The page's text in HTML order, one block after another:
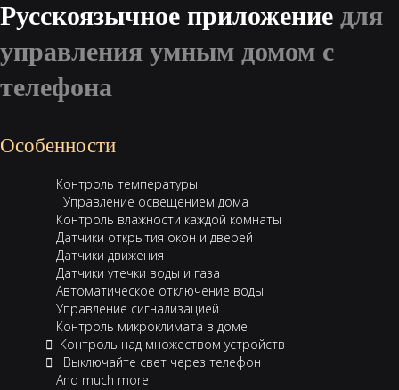
Русскоязычное приложение для
управления умным домом c
телефона
Особенности
‎ ‎ Контроль температуры
‎ ‎‎ ‎‎ ‎ Управление освещением дома
‎ ‎ Контроль влажности каждой комнаты
‎ ‎ Датчики открытия окон и дверей
‎ ‎ Датчики движения
‎ ‎ Датчики утечки воды и газа
‎ ‎ Автоматическое отключение воды
‎ ‎ Управление сигнализацией
‎ ‎ Контроль микроклимата в доме
‎ Контроль над множеством устройств
‎ ‎ Выключайте свет через телефон
‎ ‎ And much more